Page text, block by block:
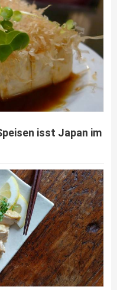
isst Japan im